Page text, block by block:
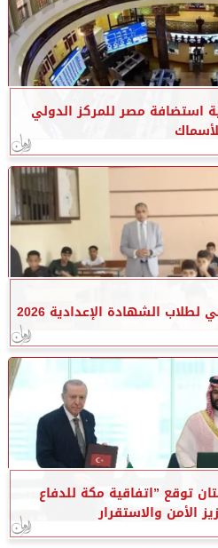
استضافة مصر للمركز الدولي
الشهادة الإعدادية 2026
توقع ”اتفاقية مكة للدفاع
الأمن والاستقرار